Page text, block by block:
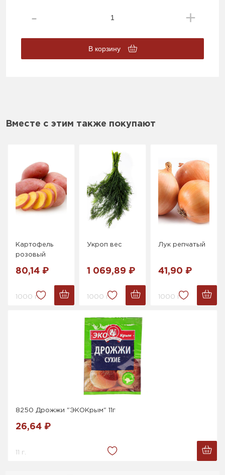
В корзину
Вместе с этим также покупают
Картофель
розовый
80,14 ₽
1000 г.
Укроп вес
1 069,89 ₽
1000 г.
Лук репчатый
41,90 ₽
1000 г.
8250 Дрожжи "ЭКОКрым" 11г
26,64 ₽
11 г.